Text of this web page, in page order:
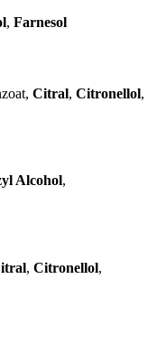
, Farnesol
Citral, Citronellol,
Alcohol,
, Citronellol,